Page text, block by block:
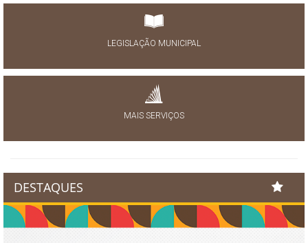
LEGISLAÇÃO MUNICIPAL
MAIS SERVIÇOS
DESTAQUES